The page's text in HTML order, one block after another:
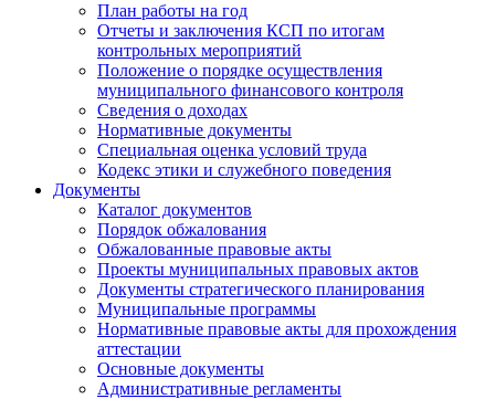
План работы на год
Отчеты и заключения КСП по итогам
контрольных мероприятий
Положение о порядке осуществления
муниципального финансового контроля
Сведения о доходах
Нормативные документы
Специальная оценка условий труда
Кодекс этики и служебного поведения
Документы
Каталог документов
Порядок обжалования
Обжалованные правовые акты
Проекты муниципальных правовых актов
Документы стратегического планирования
Муниципальные программы
Нормативные правовые акты для прохождения
аттестации
Основные документы
Административные регламенты